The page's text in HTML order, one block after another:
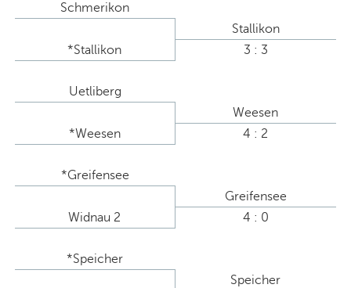
Schmerikon
Stallikon
*Stallikon
3 : 3
Uetliberg
Weesen
*Weesen
4 : 2
*Greifensee
Greifensee
Widnau 2
4 : 0
*Speicher
Speicher